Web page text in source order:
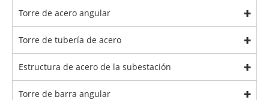
Torre de acero angular
Torre de tubería de acero
Estructura de acero de la subestación
Torre de barra angular